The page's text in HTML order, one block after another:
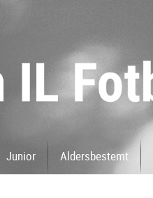
Junior Aldersbestemt